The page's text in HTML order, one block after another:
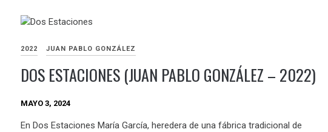
2022 JUAN PABLO GONZÁLEZ
DOS ESTACIONES (JUAN PABLO GONZÁLEZ – 2022)
MAYO 3, 2024
En Dos Estaciones María García, heredera de una fábrica tradicional de